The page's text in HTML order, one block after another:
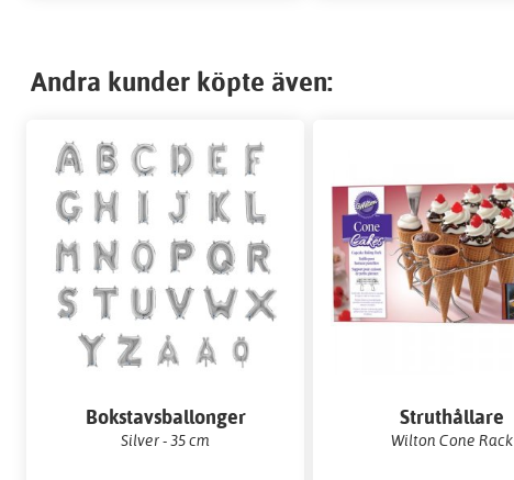
Andra kunder köpte även:
Bokstavsballonger
Silver - 35 cm
Struthållare
Wilton Cone Rack